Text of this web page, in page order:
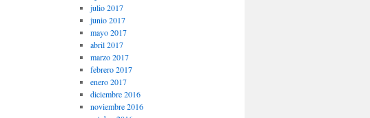
julio 2017
junio 2017
mayo 2017
abril 2017
marzo 2017
febrero 2017
enero 2017
diciembre 2016
noviembre 2016